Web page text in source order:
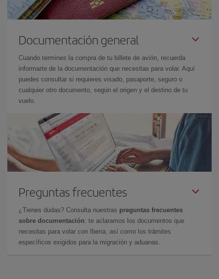
Documentación general
Cuando termines la compra de tu billete de avión, recuerda
informarte de la documentación que necesitas para volar. Aquí
puedes consultar si requieres visado, pasaporte, seguro o
cualquier otro documento, según el origen y el destino de tu
vuelo.
Preguntas frecuentes
¿Tienes dudas? Consulta nuestras preguntas frecuentes
sobre documentación: te aclaramos los documentos que
necesitas para volar con Iberia, así como los trámites
específicos exigidos para la migración y aduanas.